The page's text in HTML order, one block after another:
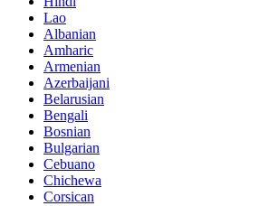
Lao
Albanian
Amharic
Armenian
Azerbaijani
Belarusian
Bengali
Bosnian
Bulgarian
Cebuano
Chichewa
Corsican